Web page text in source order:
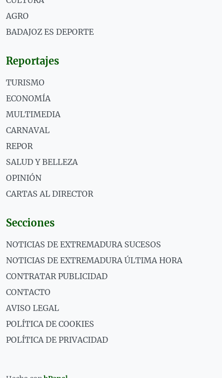
AGRO
BADAJOZ ES DEPORTE
Reportajes
TURISMO
ECONOMÍA
MULTIMEDIA
CARNAVAL
REPOR
SALUD Y BELLEZA
OPINIÓN
CARTAS AL DIRECTOR
Secciones
NOTICIAS DE EXTREMADURA SUCESOS
NOTICIAS DE EXTREMADURA ÚLTIMA HORA
CONTRATAR PUBLICIDAD
CONTACTO
AVISO LEGAL
POLÍTICA DE COOKIES
POLÍTICA DE PRIVACIDAD